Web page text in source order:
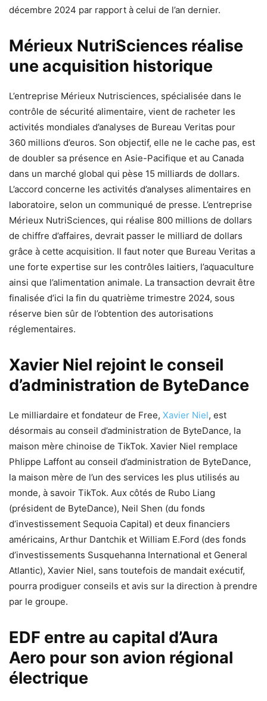
décembre 2024 par rapport à celui de l’an dernier.
Mérieux NutriSciences réalise
une acquisition historique
L’entreprise Mérieux Nutrisciences, spécialisée dans le
contrôle de sécurité alimentaire, vient de racheter les
activités mondiales d’analyses de Bureau Veritas pour
360 millions d’euros. Son objectif, elle ne le cache pas, est
de doubler sa présence en Asie-Pacifique et au Canada
dans un marché global qui pèse 15 milliards de dollars.
L’accord concerne les activités d’analyses alimentaires en
laboratoire, selon un communiqué de presse. L’entreprise
Mérieux NutriSciences, qui réalise 800 millions de dollars
de chiffre d’affaires, devrait passer le milliard de dollars
grâce à cette acquisition. Il faut noter que Bureau Veritas a
une forte expertise sur les contrôles laitiers, l’aquaculture
ainsi que l’alimentation animale. La transaction devrait être
finalisée d’ici la fin du quatrième trimestre 2024, sous
réserve bien sûr de l’obtention des autorisations
réglementaires.
Xavier Niel rejoint le conseil
d’administration de ByteDance
Le milliardaire et fondateur de Free, Xavier Niel, est
désormais au conseil d’administration de ByteDance, la
maison mère chinoise de TikTok. Xavier Niel remplace
Phlippe Laffont au conseil d’administration de ByteDance,
la maison mère de l’un des services les plus utilisés au
monde, à savoir TikTok. Aux côtés de Rubo Liang
(président de ByteDance), Neil Shen (du fonds
d’investissement Sequoia Capital) et deux financiers
américains, Arthur Dantchik et William E.Ford (des fonds
d’investissements Susquehanna International et General
Atlantic), Xavier Niel, sans toutefois de mandait exécutif,
pourra prodiguer conseils et avis sur la direction à prendre
par le groupe.
EDF entre au capital d’Aura
Aero pour son avion régional
électrique